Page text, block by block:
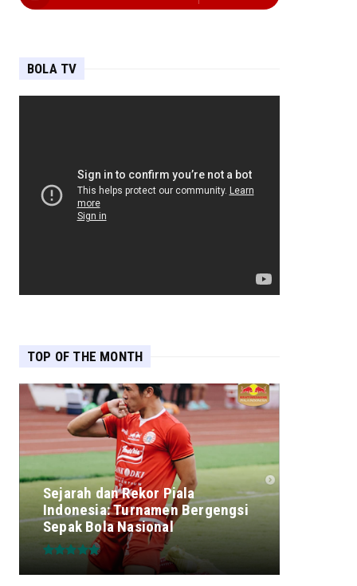
BOLA TV
TOP OF THE MONTH
Sejarah dan Rekor Piala
Indonesia: Turnamen Bergengsi
Sepak Bola Nasional